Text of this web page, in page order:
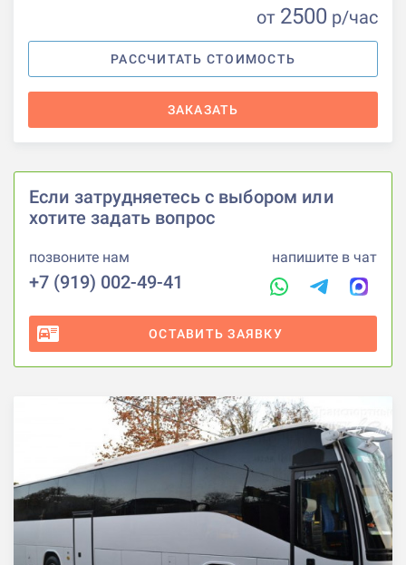
от 2500 р/час
РАССЧИТАТЬ СТОИМОСТЬ
ЗАКАЗАТЬ
Если затрудняетесь с выбором или
хотите задать вопрос
позвоните нам
+7 (919) 002-49-41
напишите в чат
ОСТАВИТЬ ЗАЯВКУ